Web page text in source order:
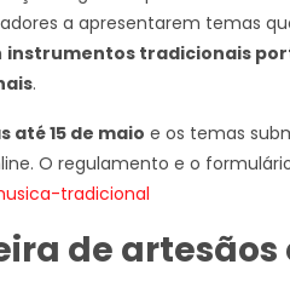
a apresentarem temas
instrumentos tradicionais
.
15 de maio e os temas
O regulamento e o
tradicional
de